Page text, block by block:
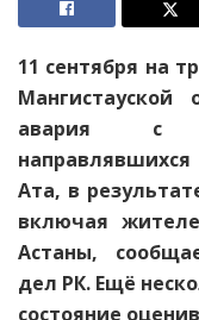
11 сентября на
авария с
Ата, в
включая
Астаны,
дел РК. Ещё
состояние